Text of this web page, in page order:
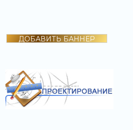
ДОБАВИТЬ БАННЕР